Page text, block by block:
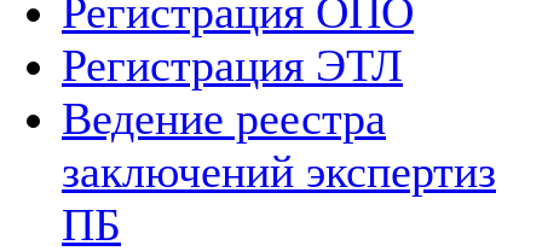
Регистрация ОПО
Регистрация ЭТЛ
Ведение реестра
заключений экспертиз
ПБ